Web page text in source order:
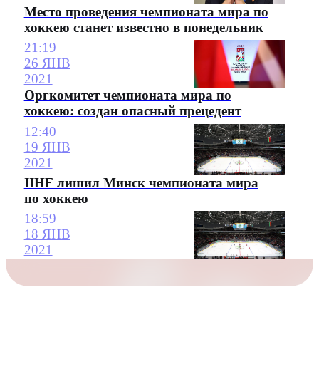
Место проведения чемпионата мира по
хоккею станет известно в понедельник
21:19
26 ЯНВ
2021
Оргкомитет чемпионата мира по
хоккею: создан опасный прецедент
12:40
19 ЯНВ
2021
IIHF лишил Минск чемпионата мира
по хоккею
18:59
18 ЯНВ
2021